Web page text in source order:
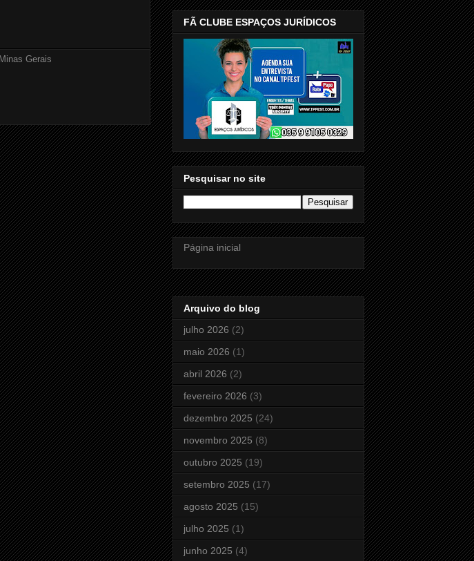
Gerais
FÃ CLUBE ESPAÇOS JURÍDICOS
Pesquisar no site
Página inicial
Arquivo do blog
julho 2026 (2)
maio 2026 (1)
abril 2026 (2)
fevereiro 2026 (3)
dezembro 2025 (24)
novembro 2025 (8)
outubro 2025 (19)
setembro 2025 (17)
agosto 2025 (15)
julho 2025 (1)
junho 2025 (4)